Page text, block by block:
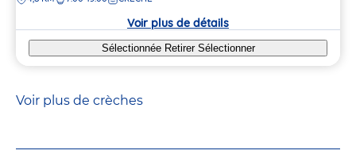
Voir plus de détails
Sélectionnée Retirer Sélectionner
Voir plus de crèches